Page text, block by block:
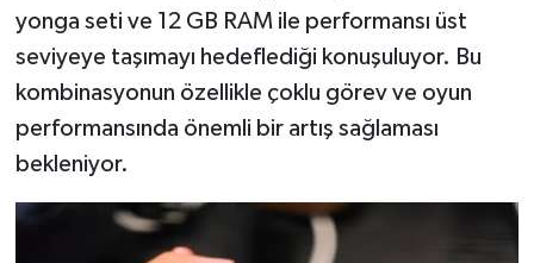
yonga seti ve 12 GB RAM ile performansı üst
seviyeye taşımayı hedeflediği konuşuluyor. Bu
kombinasyonun özellikle çoklu görev ve oyun
performansında önemli bir artış sağlaması
bekleniyor.